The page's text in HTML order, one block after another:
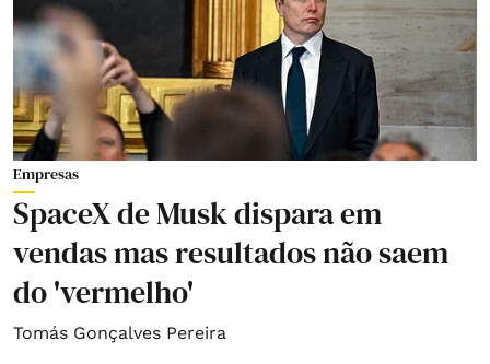
Empresas
SpaceX de Musk dispara em
vendas mas resultados não saem
do 'vermelho'
Tomás Gonçalves Pereira